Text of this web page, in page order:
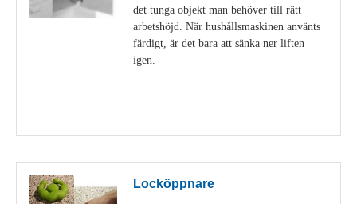
det tunga objekt man behöver till rätt
arbetshöjd. När hushållsmaskinen använts
färdigt, är det bara att sänka ner liften
igen.
Locköppnare